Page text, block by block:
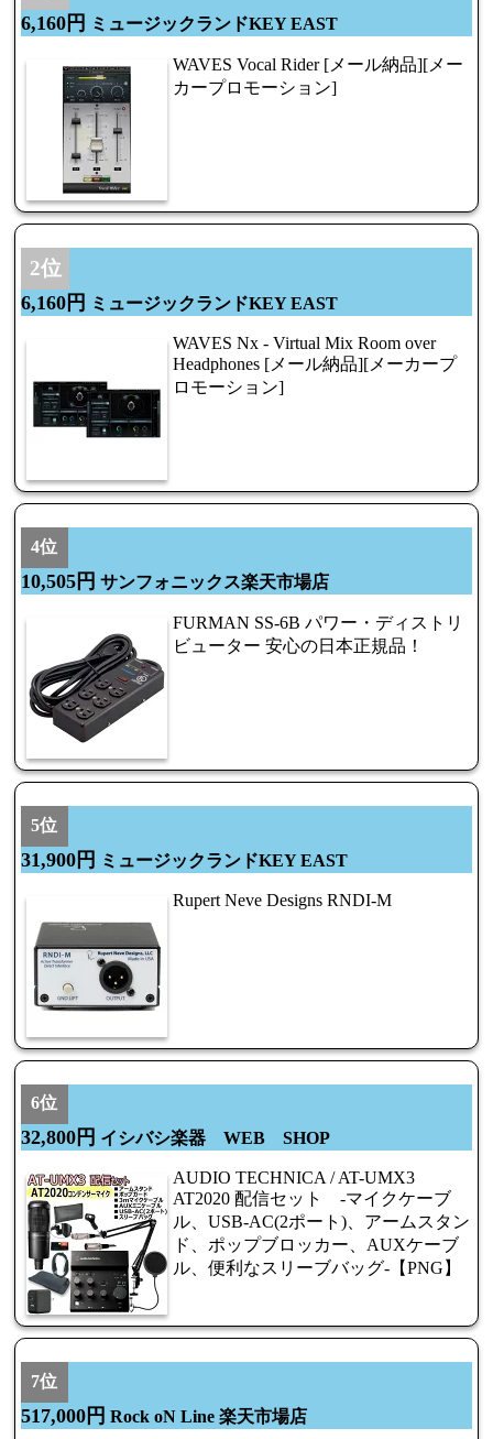
6,160円 ミュージックランドKEY EAST
WAVES Vocal Rider [メール納品][メー
カープロモーション]
2位
6,160円 ミュージックランドKEY EAST
WAVES Nx - Virtual Mix Room over
Headphones [メール納品][メーカープ
ロモーション]
4位
10,505円 サンフォニックス楽天市場店
FURMAN SS-6B パワー・ディストリ
ビューター 安心の日本正規品！
5位
31,900円 ミュージックランドKEY EAST
Rupert Neve Designs RNDI-M
6位
32,800円 イシバシ楽器 WEB SHOP
AUDIO TECHNICA / AT-UMX3
AT2020 配信セット -マイクケーブ
ル、USB-AC(2ポート)、アームスタン
ド、ポップブロッカー、AUXケーブ
ル、便利なスリーブバッグ-【PNG】
7位
517,000円 Rock oN Line 楽天市場店